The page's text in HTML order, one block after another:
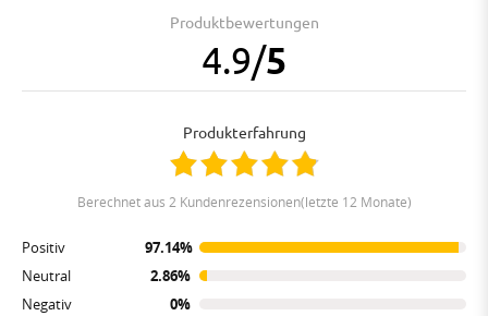
Produktbewertungen
4.9/5
Produkterfahrung
berechnet aus 2 Kundenrezensionen(letzte 12 Monate)
Positiv
97.14%
Neutral
2.86%
Negativ
0%